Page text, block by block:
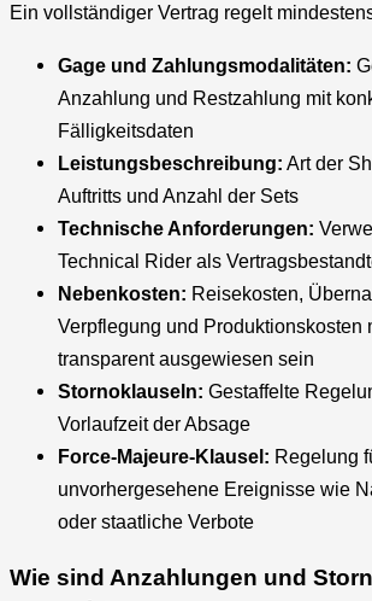
Ein vollständiger Vertrag regelt
Gage und Zahlungsmodalitäten:
Anzahlung und Restzahlung mit
Fälligkeitsdaten
Leistungsbeschreibung: Art der
Auftritts und Anzahl der Sets
Technische Anforderungen:
Technical Rider als
Nebenkosten: Reisekosten,
Verpflegung und Produktionskosten
transparent ausgewiesen sein
Stornoklauseln: Gestaffelte
Vorlaufzeit der Absage
Force-Majeure-Klausel: Regelung
unvorhergesehene Ereignisse wie
oder staatliche Verbote
Wie sind Anzahlungen und